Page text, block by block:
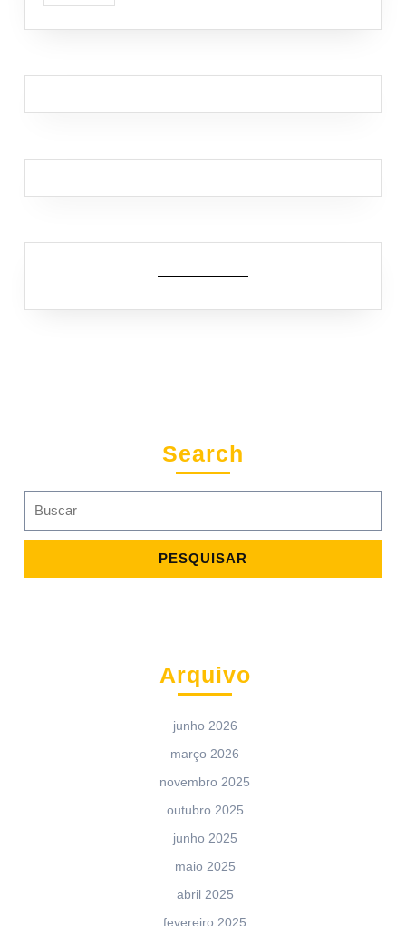
Search
for:
Arquivo
junho 2026
março 2026
novembro 2025
outubro 2025
junho 2025
maio 2025
abril 2025
fevereiro 2025